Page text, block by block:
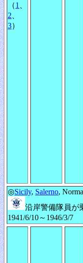
（1
2
3）
◎Sicily, Salerno,
沿岸警備隊員が
1941/6/10～1946/3/7